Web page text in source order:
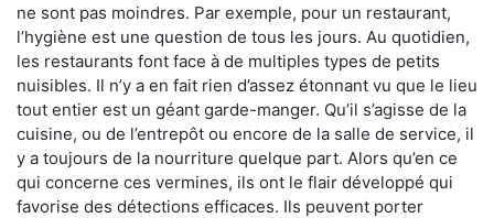
ne sont pas moindres. Par exemple, pour un restaurant,
l’hygiène est une question de tous les jours. Au quotidien,
les restaurants font face à de multiples types de petits
nuisibles. Il n’y a en fait rien d’assez étonnant vu que le lieu
tout entier est un géant garde-manger. Qu’il s’agisse de la
cuisine, ou de l’entrepôt ou encore de la salle de service, il
y a toujours de la nourriture quelque part. Alors qu’en ce
qui concerne ces vermines, ils ont le flair développé qui
favorise des détections efficaces. Ils peuvent porter